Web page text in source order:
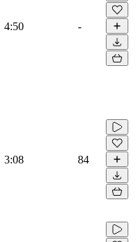
4:50 -
3:08 84